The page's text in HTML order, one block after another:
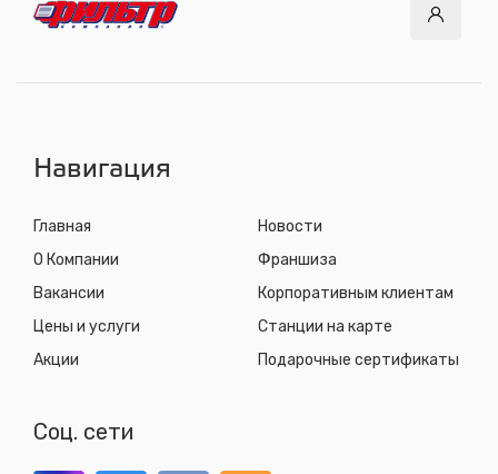
с 8.00 до 22.30, без выходных
Навигация
Главная
О Компании
Вакансии
Цены и услуги
Акции
Новости
Франшиза
Корпоративным клиентам
Станции на карте
Подарочные сертификаты
Соц. сети